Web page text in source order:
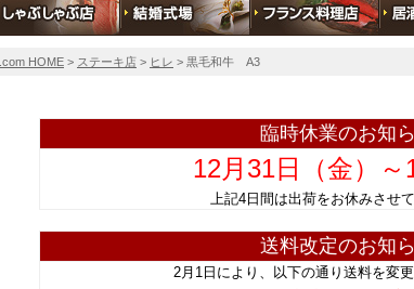
HOME > ステーキ店 > ヒレ > 黒毛和牛 A3
臨時休業のお知
12月31日（金）～
上記4日間は出荷をお休みさ
送料改定のお知
2月1日により、以下の通り送料を変